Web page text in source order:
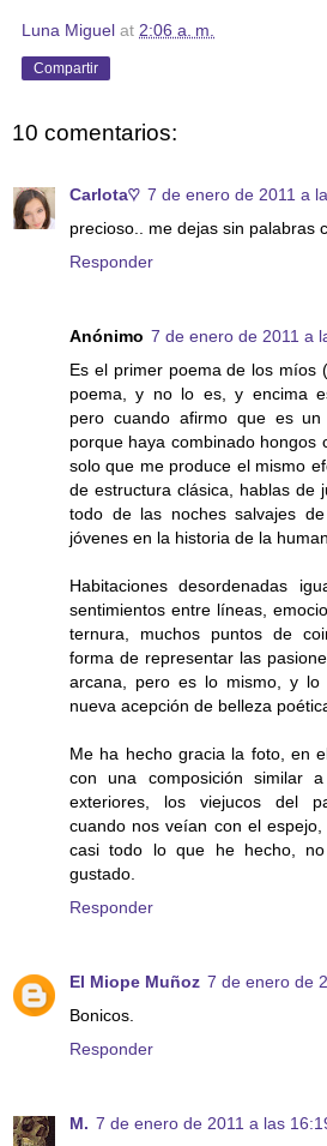
Luna Miguel at 2:06 a. m.
Compartir
10 comentarios:
Carlota♡ 7 de enero de 2011 a
precioso.. me dejas sin palabras
Responder
Anónimo 7 de enero de 2011 a
Es el primer poema de los míos
poema, y no lo es, y encima
pero cuando afirmo que es
porque haya combinado hongos
solo que me produce el mismo
de estructura clásica, hablas de
todo de las noches salvajes
jóvenes en la historia de la
Habitaciones desordenadas
sentimientos entre líneas,
ternura, muchos puntos de
forma de representar las
arcana, pero es lo mismo, y
nueva acepción de belleza
Me ha hecho gracia la foto, en
con una composición similar
exteriores, los viejucos del
cuando nos veían con el
casi todo lo que he hecho,
gustado.
Responder
El Miope Muñoz 7 de enero de
Bonicos.
Responder
M. 7 de enero de 2011 a las